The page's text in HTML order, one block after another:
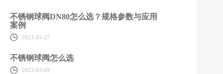
不锈钢球阀DN80怎么选？规格参数与应用
案例
2023-05-27
不锈钢球阀怎么选
2023-03-09